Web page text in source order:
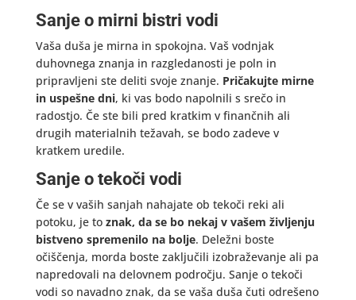
Sanje o mirni bistri vodi
Vaša duša je mirna in spokojna. Vaš vodnjak
duhovnega znanja in razgledanosti je poln in
pripravljeni ste deliti svoje znanje. Pričakujte mirne
in uspešne dni, ki vas bodo napolnili s srečo in
radostjo. Če ste bili pred kratkim v finančnih ali
drugih materialnih težavah, se bodo zadeve v
kratkem uredile.
Sanje o tekoči vodi
Če se v vaših sanjah nahajate ob tekoči reki ali
potoku, je to znak, da se bo nekaj v vašem življenju
bistveno spremenilo na bolje. Deležni boste
očiščenja, morda boste zaključili izobraževanje ali pa
napredovali na delovnem področju. Sanje o tekoči
vodi so navadno znak, da se vaša duša čuti odrešeno